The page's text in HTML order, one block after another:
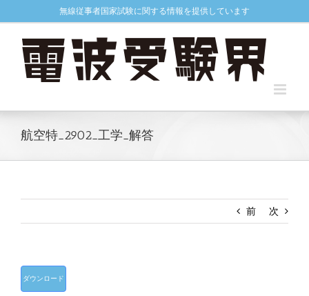
to
無線従事者国家試験に関する情報を提供しています
航空特_2902_工学_解答
前 次
ダウンロード